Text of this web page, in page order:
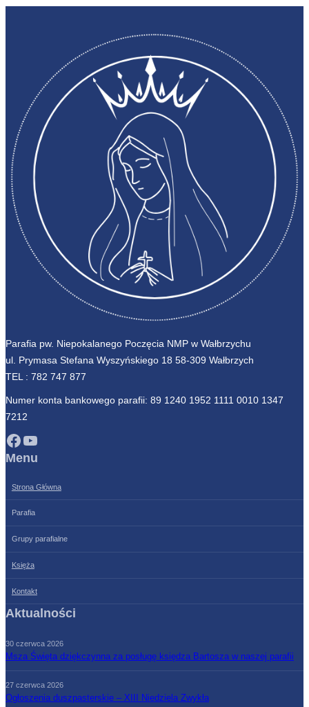
Parafia pw. Niepokalanego Poczęcia NMP w Wałbrzychu
ul. Prymasa Stefana Wyszyńskiego 18 58-309 Wałbrzych
TEL : 782 747 877
Numer konta bankowego parafii: 89 1240 1952 1111 0010 1347
7212
Facebook YouTube
Menu
Strona Główna
Parafia
Grupy parafialne
Księża
Kontakt
Aktualności
30 czerwca 2026
Msza Święta dziękczynna za posługę księdza Bartosza w naszej parafii
27 czerwca 2026
Ogłoszenia duszpasterskie – XIII Niedziela Zwykła